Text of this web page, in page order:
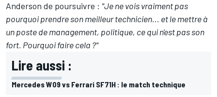
Anderson de poursuivre : "Je ne vois vraiment pas
pourquoi prendre son meilleur technicien... et le mettre à
un poste de management, politique, ce qui n'est pas son
fort. Pourquoi faire cela ?"
Lire aussi :
Mercedes W09 vs Ferrari SF71H : le match technique